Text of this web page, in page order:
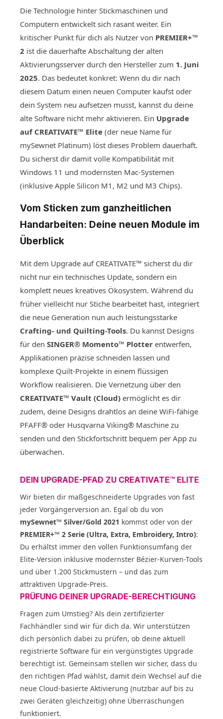
Die Technologie hinter Stickmaschinen und
Computern entwickelt sich rasant weiter. Ein
kritischer Punkt für dich als Nutzer von PREMIER+™
2 ist die dauerhafte Abschaltung der alten
Aktivierungsserver durch den Hersteller zum 1. Juni
2025. Das bedeutet konkret: Wenn du dir nach
diesem Datum einen neuen Computer kaufst oder
dein System neu aufsetzen musst, kannst du deine
alte Software nicht mehr aktivieren. Ein Upgrade
auf CREATIVATE™ Elite (der neue Name für
mySewnet Platinum) löst dieses Problem dauerhaft.
Du sicherst dir damit volle Kompatibilität mit
Windows 11 und modernsten Mac-Systemen
(inklusive Apple Silicon M1, M2 und M3 Chips).
Vom Sticken zum ganzheitlichen
Handarbeiten: Deine neuen Module im
Überblick
Mit dem Upgrade auf CREATIVATE™ sicherst du dir
nicht nur ein technisches Update, sondern ein
komplett neues kreatives Ökosystem. Während du
früher vielleicht nur Stiche bearbeitet hast, integriert
die neue Generation nun auch leistungsstarke
Crafting- und Quilting-Tools. Du kannst Designs
für den SINGER® Momento™ Plotter entwerfen,
Applikationen präzise schneiden lassen und
komplexe Quilt-Projekte in einem flüssigen
Workflow realisieren. Die Vernetzung über den
CREATIVATE™ Vault (Cloud) ermöglicht es dir
zudem, deine Designs drahtlos an deine WiFi-fähige
PFAFF® oder Husqvarna Viking® Maschine zu
senden und den Stickfortschritt bequem per App zu
überwachen.
DEIN UPGRADE-PFAD ZU CREATIVATE™ ELITE
Wir bieten dir maßgeschneiderte Upgrades von fast
jeder Vorgängerversion an. Egal ob du von
mySewnet™ Silver/Gold 2021 kommst oder von der
PREMIER+™ 2 Serie (Ultra, Extra, Embroidery, Intro):
Du erhältst immer den vollen Funktionsumfang der
Elite-Version inklusive modernster Bézier-Kurven-Tools
und über 1.200 Stickmustern – und das zum
attraktiven Upgrade-Preis.
PRÜFUNG DEINER UPGRADE-BERECHTIGUNG
Fragen zum Umstieg? Als dein zertifizierter
Fachhändler sind wir für dich da. Wir unterstützen
dich persönlich dabei zu prüfen, ob deine aktuell
registrierte Software für ein vergünstigtes Upgrade
berechtigt ist. Gemeinsam stellen wir sicher, dass du
den richtigen Pfad wählst, damit dein Wechsel auf die
neue Cloud-basierte Aktivierung (nutzbar auf bis zu
zwei Geräten gleichzeitig) ohne Überraschungen
funktioniert.